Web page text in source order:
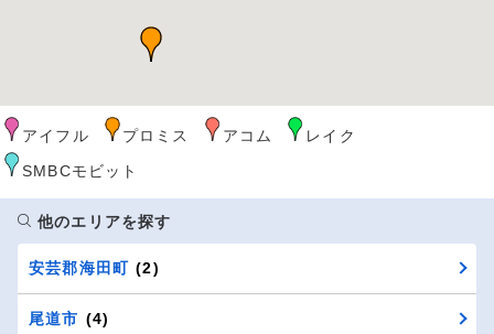
アイフル プロミス アコム
レイク
SMBCモビット
他のエリアを探す
安芸郡海田町 (2)
尾道市 (4)